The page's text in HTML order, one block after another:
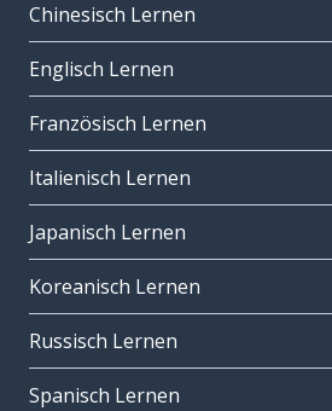
Chinesisch Lernen
Englisch Lernen
Französisch Lernen
Italienisch Lernen
Japanisch Lernen
Koreanisch Lernen
Russisch Lernen
Spanisch Lernen